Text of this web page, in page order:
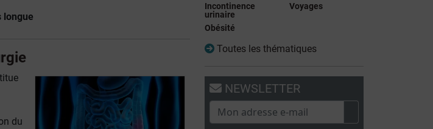
longue
du
Incontinence
urinaire
Obésité
Voyages
Toutes les thématiques
NEWSLETTER